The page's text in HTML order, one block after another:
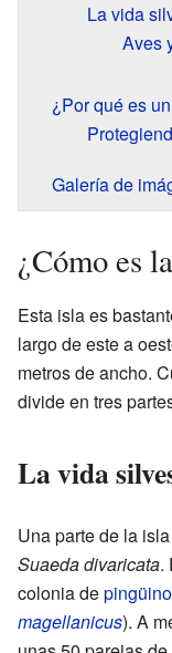
La vida
Aves
¿Por qué es
Galería de
¿Cómo es
Esta isla es
largo de este a
metros de ancho.
divide en tres
La vida
Una parte de la
Suaeda divaricata.
colonia de
magellanicus). A